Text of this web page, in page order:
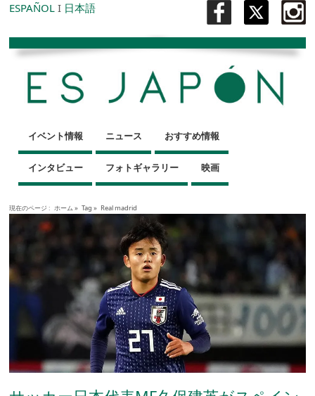
ESPAÑOL I 日本語
イベント情報 ニュース おすすめ情報
インタビュー フォトギャラリー 映画
現在のページ : ホーム » Tag » Real madrid